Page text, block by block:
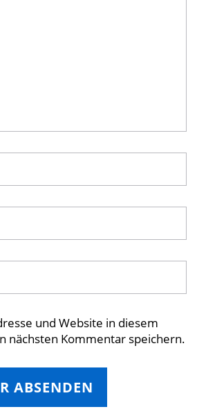
und Website in diesem
nächsten Kommentar speichern.